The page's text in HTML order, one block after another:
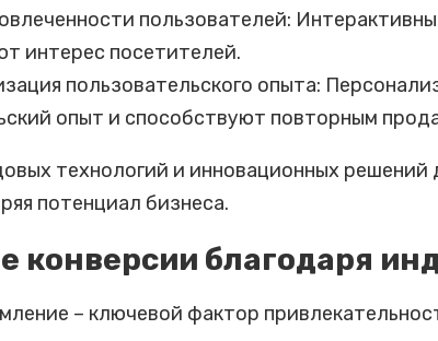
пользователей:
интерес посетителей.
пользовательского опыта:
опыт и способствуют повторным
технологий и инновационных
потенциал бизнеса.
конверсии благодаря
– ключевой фактор